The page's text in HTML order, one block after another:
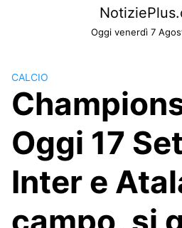
Oggi venerdì 7
CALCIO
Oggi 17
Inter e